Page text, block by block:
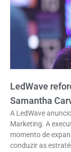
LedWave
Samantha
A LedWave
Marketing. A
momento de
conduzir as